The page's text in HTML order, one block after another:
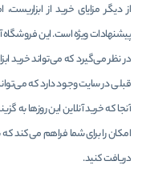
از دیگر مزایای خرید از
پیشنهادات ویژه است. این
در نظر می‌گیرد که می‌تواند خرید
قبلی در سایت وجود دارد که
آنجا که خرید آنلاین این روزها به
امکان را برای شما فراهم می‌کند که
دریافت کنید.